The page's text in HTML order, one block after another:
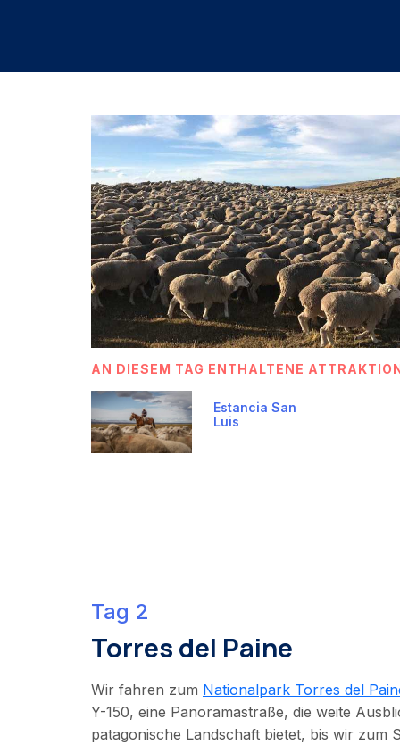
AN DIESEM TAG ENTHALTENE
Estancia San
Luis
Tag 2
Torres del Paine
Wir fahren zum Nationalpark Torres del
Y-150, eine Panoramastraße, die weite
patagonische Landschaft bietet, bis wir zum